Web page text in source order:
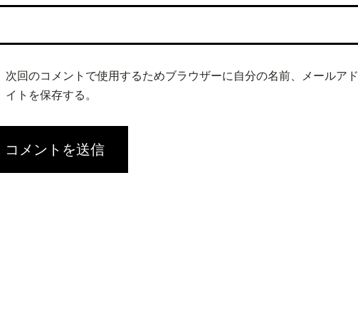
次回のコメントで使用するためブラウザーに自分の名前、メールア
イトを保存する。